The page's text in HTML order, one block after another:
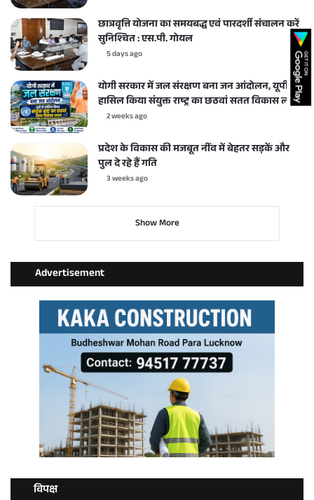
छात्रवृत्ति योजना का समयबद्ध एवं पारदर्शी संचालन करें
सुनिश्चित : एस.पी. गोयल
5 days ago
योगी सरकार में जल संरक्षण बना जन आंदोलन, यूपी ने
हासिल किया संयुक्त राष्ट्र का छठवां सतत विकास लक्ष्य
2 weeks ago
प्रदेश के विकास की मजबूत नींव में बेहतर सड़कें और
पुल दे रहे हैं गति
3 weeks ago
Show More
Advertisement
विपक्ष